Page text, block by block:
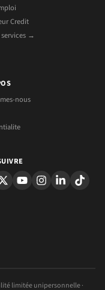
Credit
services →
nous
limitée unipersonnelle ·